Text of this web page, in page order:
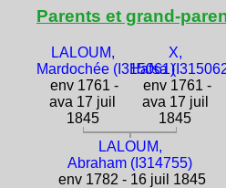
Parents et grand-
LALOUM,
Mardochée (I315061)
env 1761 -
ava 17 juil
1845
X,
Hafsa
env 1761 -
ava 17 juil
1845
LALOUM,
Abraham (I314755)
env 1782 - 16 juil 1845